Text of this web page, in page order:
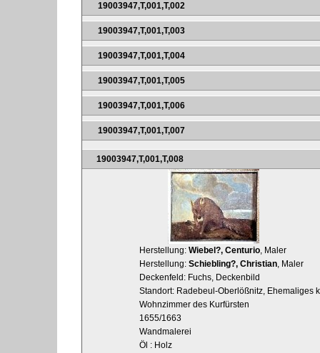
19003947,T,001,T,002
19003947,T,001,T,003
19003947,T,001,T,004
19003947,T,001,T,005
19003947,T,001,T,006
19003947,T,001,T,007
19003947,T,001,T,008
Herstellung: Wiebel?, Centurio, Maler
Herstellung: Schiebling?, Christian, Maler
Deckenfeld: Fuchs, Deckenbild
Standort: Radebeul-Oberlößnitz, Ehemaliges
Wohnzimmer des Kurfürsten
1655/1663
Wandmalerei
Öl : Holz